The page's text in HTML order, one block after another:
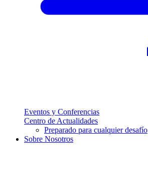
Eventos y Conferencias
Centro de Actualidades
Preparado para cualquier desafío
Sobre Nosotros